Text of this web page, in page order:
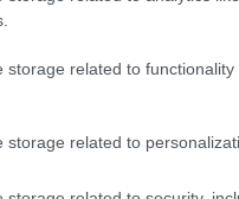
storage related to functionality
related to
emlékszem hol.
Válasz erre